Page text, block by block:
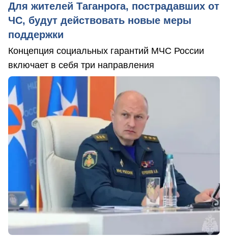
Для жителей Таганрога, пострадавших от
ЧС, будут действовать новые меры
поддержки
Концепция социальных гарантий МЧС России
включает в себя три направления